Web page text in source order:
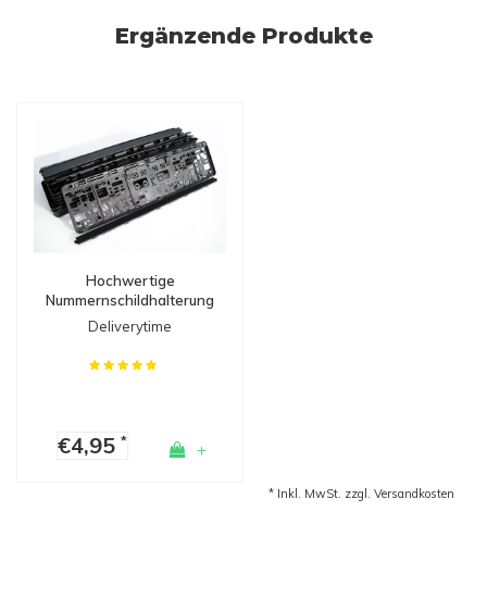
Ergänzende Produkte
Hochwertige
Nummernschildhalterung
- Made in Germany
Deliverytime
€4,95* +
* Inkl. MwSt. zzgl. Versandkosten